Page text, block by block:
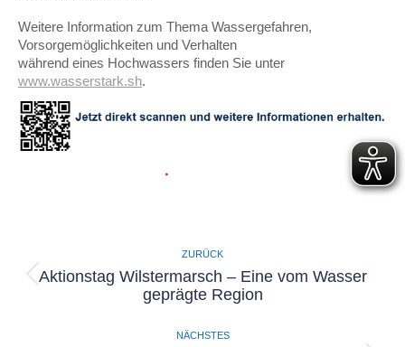
Weitere Information zum Thema Wassergefahren,
Vorsorgemöglichkeiten und Verhalten
während eines Hochwassers finden Sie unter
www.wasserstark.sh.
ZURÜCK
Vorheriger
Beitrag:
Aktionstag Wilstermarsch – Eine vom Wasser
geprägte Region
NÄCHSTES